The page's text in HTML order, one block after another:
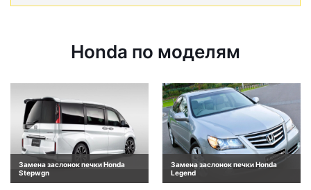
Honda по моделям
Замена заслонок печки Honda
Stepwgn
Замена заслонок печки Honda
Legend